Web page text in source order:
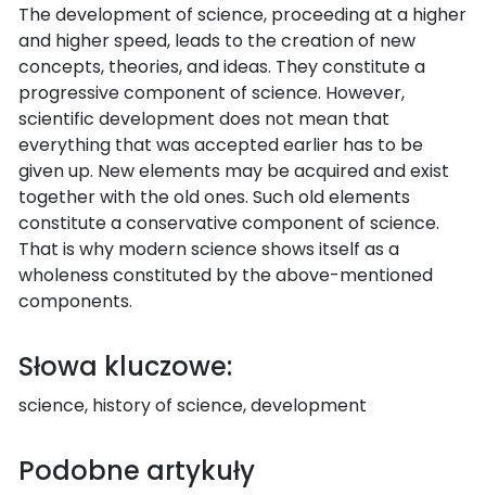
The development of science, proceeding at a higher
and higher speed, leads to the creation of new
concepts, theories, and ideas. They constitute a
progressive component of science. However,
scientific development does not mean that
everything that was accepted earlier has to be
given up. New elements may be acquired and exist
together with the old ones. Such old elements
constitute a conservative component of science.
That is why modern science shows itself as a
wholeness constituted by the above-mentioned
components.
Słowa kluczowe:
science, history of science, development
Podobne artykuły